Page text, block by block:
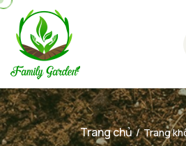
Trang chủ / Trang